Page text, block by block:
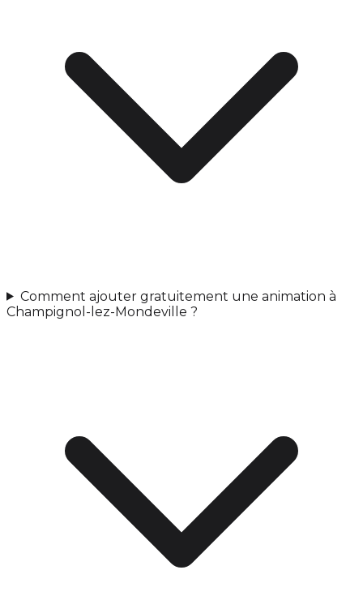
Comment ajouter gratuitement une animation à
Champignol-lez-Mondeville ?